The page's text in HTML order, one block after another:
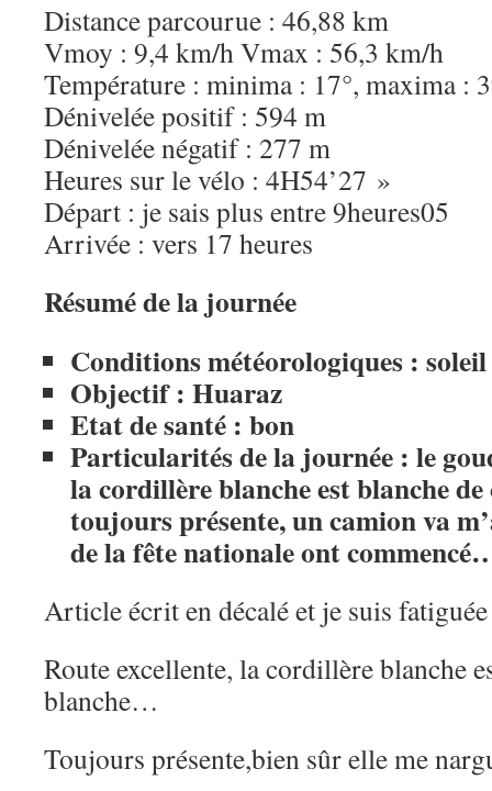
Distance parcourue : 46,88 km
Vmoy : 9,4 km/h Vmax : 56,3 km/h
Température : minima : 17°, maxima :
Dénivelée positif : 594 m
Dénivelée négatif : 277 m
Heures sur le vélo : 4H54’27 »
Départ : je sais plus entre 9heures05
Arrivée : vers 17 heures
Résumé de la journée
Conditions météorologiques : soleil
Objectif : Huaraz
Etat de santé : bon
Particularités de la journée : le
la cordillère blanche est blanche de
toujours présente, un camion va
de la fête nationale ont
Article écrit en décalé et je suis
Route excellente, la cordillère blanche
blanche…
Toujours présente,bien sûr elle me